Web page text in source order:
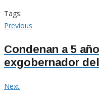
Tags:
Navegación
de
entradas
Previous
Condenan a 5
exgobernador
NextNext